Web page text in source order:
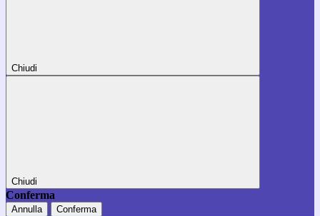
Chiudi
Chiudi
Conferma
Annulla Conferma